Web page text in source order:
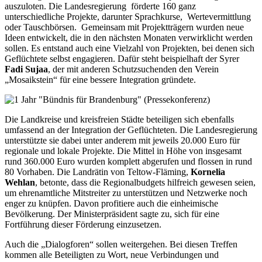
auszuloten. Die Landesregierung förderte 160 ganz
unterschiedliche Projekte, darunter Sprachkurse, Wertevermittlung
oder Tauschbörsen. Gemeinsam mit Projektträgern wurden neue
Ideen entwickelt, die in den nächsten Monaten verwirklicht werden
sollen. Es entstand auch eine Vielzahl von Projekten, bei denen sich
Geflüchtete selbst engagieren. Dafür steht beispielhaft der Syrer
Fadi Sujaa, der mit anderen Schutzsuchenden den Verein
„Mosaikstein“ für eine bessere Integration gründete.
Die Landkreise und kreisfreien Städte beteiligen sich ebenfalls
umfassend an der Integration der Geflüchteten. Die Landesregierung
unterstützte sie dabei unter anderem mit jeweils 20.000 Euro für
regionale und lokale Projekte. Die Mittel in Höhe von insgesamt
rund 360.000 Euro wurden komplett abgerufen und flossen in rund
80 Vorhaben. Die Landrätin von Teltow-Fläming, Kornelia
Wehlan, betonte, dass die Regionalbudgets hilfreich gewesen seien,
um ehrenamtliche Mitstreiter zu unterstützen und Netzwerke noch
enger zu knüpfen. Davon profitiere auch die einheimische
Bevölkerung. Der Ministerpräsident sagte zu, sich für eine
Fortführung dieser Förderung einzusetzen.
Auch die „Dialogforen“ sollen weitergehen. Bei diesen Treffen
kommen alle Beteiligten zu Wort, neue Verbindungen und